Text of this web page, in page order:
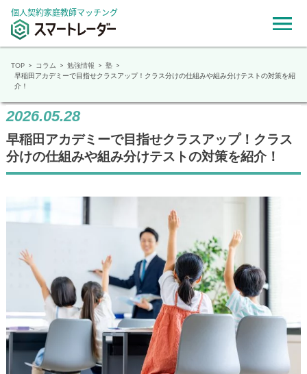
個人契約家庭教師マッチング
TOP コラム 勉強情報
塾
早稲田アカデミーで目指せクラスアップ！クラス分けの仕組みや組み分けテストの対策を紹
介！
2026.05.28
早稲田アカデミーで目指せクラスアップ！クラス
分けの仕組みや組み分けテストの対策を紹介！